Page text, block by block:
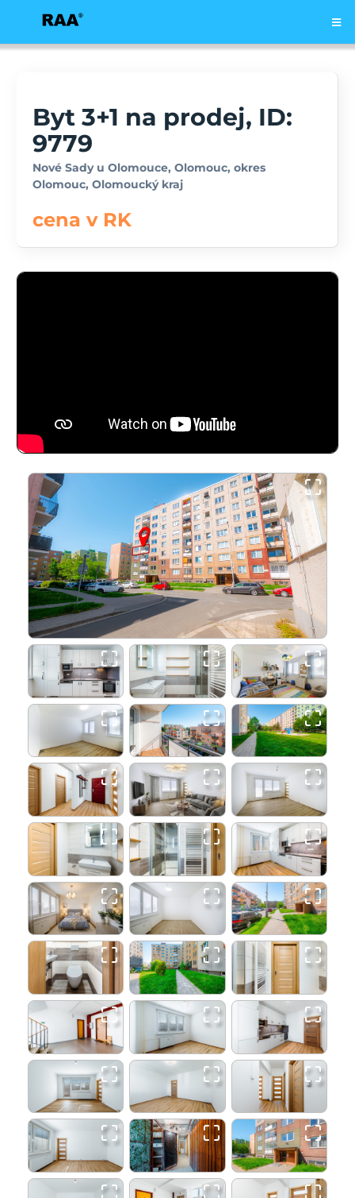
Byt 3+1 na prodej, ID:
9779
Nové Sady u Olomouce, Olomouc, okres
Olomouc, Olomoucký kraj
cena v RK